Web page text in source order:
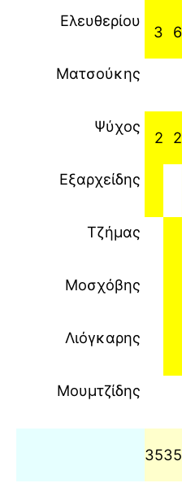
Ελευθερίου
3 6
Ματσούκης
Ψύχος
2 2
Εξαρχείδης
Τζήμας
Μοσχόβης
Λιόγκαρης
Μουμτζίδης
3535